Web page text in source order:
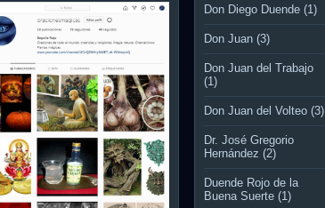
Don Diego Duende (1)
Don Juan (3)
Don Juan del Trabajo
(1)
Don Juan del Volteo (3)
Dr. José Gregorio
Hernández (2)
Duende Rojo de la
Buena Suerte (1)